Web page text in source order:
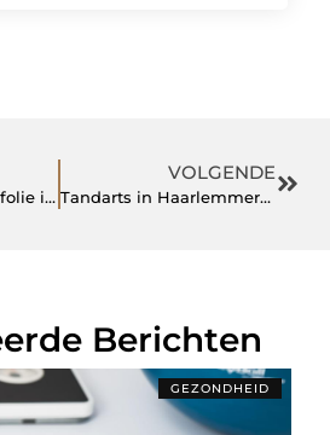
De Rol van Noppenfolie in Architectuur: Van Praktisch Materiaal tot Creatief Element
VOLGENDE
Tandarts in Haarlemmermeer: Waar Moet U Op Letten?
Berichten
GEZONDHEID